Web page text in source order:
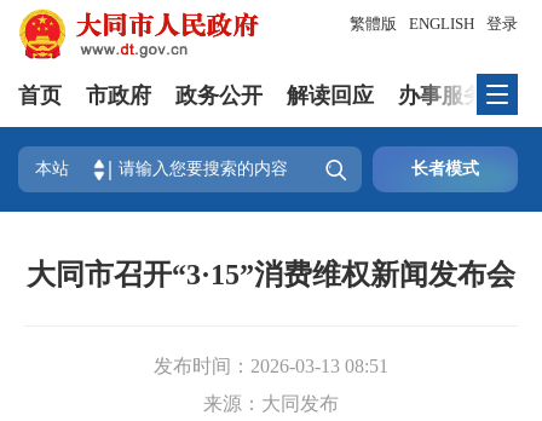
登录
繁體版 ENGLISH
首页 市政府 政务公开 解读回应 办事服务
本站  长者模式
大同市召开“3·15”消费维权新闻发布会
发布时间： 2026-03-13 08:51
来源： 大同发布